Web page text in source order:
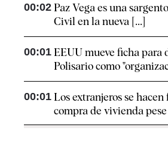
00:02 Paz Vega es una
Civil en la nueva [...]
00:01 EEUU mueve ficha para
Polisario como
00:01 Los extranjeros se
compra de vivienda